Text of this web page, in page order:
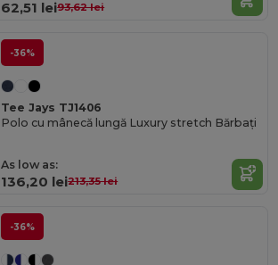
62,51 lei93,62 lei
-36%
Tee Jays TJ1406
Polo cu mânecă lungă Luxury stretch Bărbați
As low as:
136,20 lei213,35 lei
-36%